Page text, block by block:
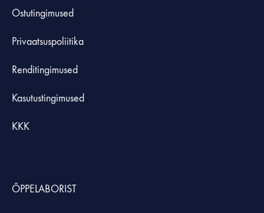
Ostutingimused
Privaatsuspoliitika
Renditingimused
Kasutustingimused
KKK
ÕPPELABORIST